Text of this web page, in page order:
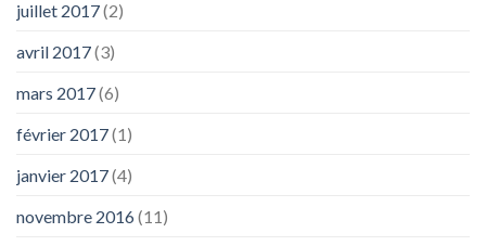
juillet 2017(2)
avril 2017(3)
mars 2017(6)
février 2017(1)
janvier 2017(4)
novembre 2016(11)